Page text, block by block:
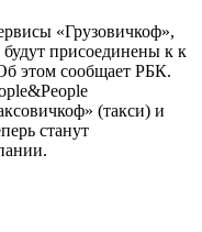
«Грузовичкоф»,
присоединены к к
этом сообщает РБК.
(такси) и
станут